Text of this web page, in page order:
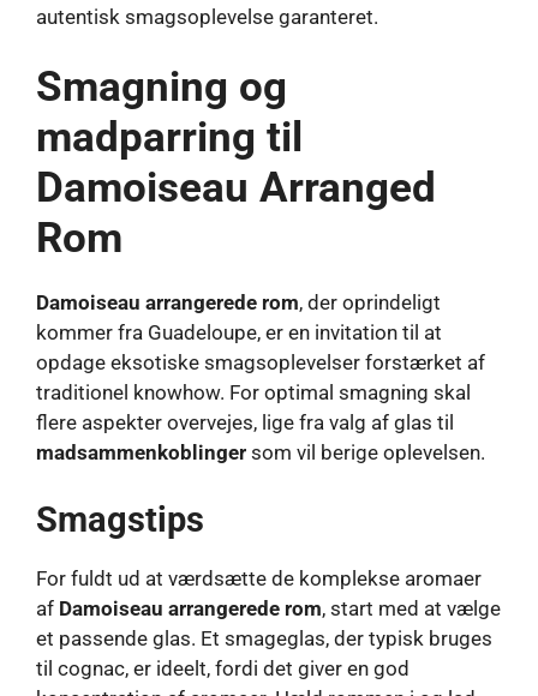
autentisk smagsoplevelse garanteret.
Smagning og
madparring til
Damoiseau Arranged
Rom
Damoiseau arrangerede rom, der oprindeligt
kommer fra Guadeloupe, er en invitation til at
opdage eksotiske smagsoplevelser forstærket af
traditionel knowhow. For optimal smagning skal
flere aspekter overvejes, lige fra valg af glas til
madsammenkoblinger som vil berige oplevelsen.
Smagstips
For fuldt ud at værdsætte de komplekse aromaer
af Damoiseau arrangerede rom, start med at vælge
et passende glas. Et smageglas, der typisk bruges
til cognac, er ideelt, fordi det giver en god